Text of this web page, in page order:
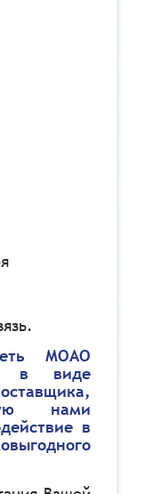
МОАО
в виде
нами
в